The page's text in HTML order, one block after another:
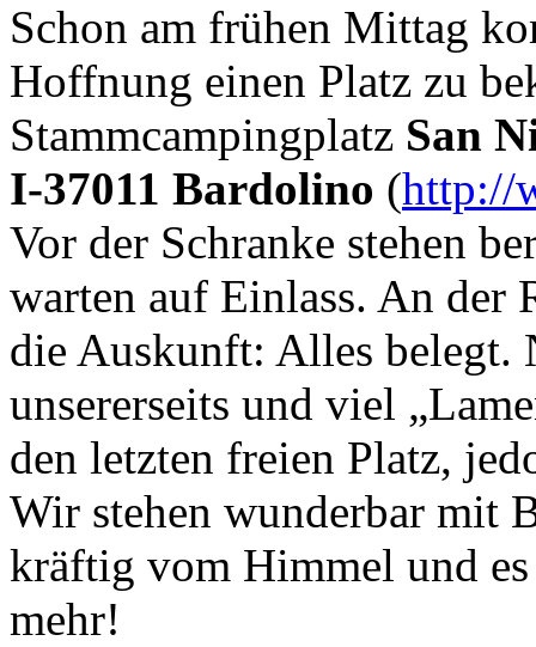
Schon am frühen Mittag
Hoffnung einen Platz zu
Stammcampingplatz San
I-37011 Bardolino (http://
Vor der Schranke stehen
warten auf Einlass. An der
die Auskunft: Alles belegt.
unsererseits und viel
den letzten freien Platz,
Wir stehen wunderbar mit
kräftig vom Himmel und
mehr!